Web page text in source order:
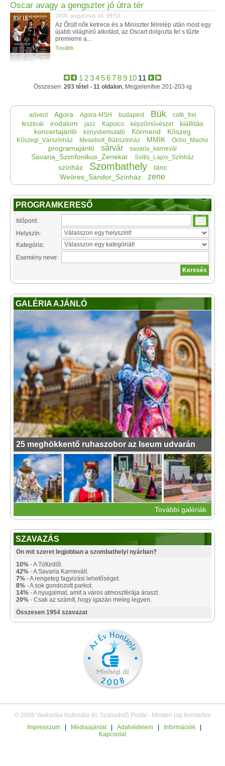
Oscar avagy a gengszter jó útra tér
2008. augusztus 14. 09:53
Az Őrült nők ketrece és a Miniszter félrelép után most egy
újabb világhírű alkotást, az Oscart dolgozta fel s tűzte
premierre a...
Tovább
1 23456789 10 11
Összesen: 203 tétel - 11 oldalon, Megjelenítve 201-203-ig
advent Agora Agora-MSH budapest Bük
café_frei
fesztivál
irodalom jazz Kapolcs képzőművészet
kiállítás
koncertajánló
könyvbemutató Körmend Kőszeg
Kőszegi_Várszínház Mesebolt_Bábszínház MMIK Ocho_Macho
programajánló sárvár savaria_karnevál
Savaria_Szimfonikus_Zenekar Soltis_Lajos_Színház
színház Szombathely
tánc
Weöres_Sándor_Színház
zene
PROGRAMKERESŐ
Időpont:
Helyszín:
Kategória:
Esemény neve:
GALÉRIA AJÁNLÓ
25 meghökkentő ruhaszobor az Iseum udvarán
További galériák
SZAVAZÁS
Ön mit szeret legjobban a szombathelyi nyárban?
10% - A Tófürdőt.
42% - A Savaria Karnevált.
7% - A rengeteg fagyizási lehetőséget.
8% - A sok gondozott parkot.
14% - A nyugalmat, amit a város atmoszférája áraszt.
20% - Csak az számít, hogy igazán meleg legyen.
Összesen 1954 szavazat
© 2008 Vaskarika Kulturális és Szabadidő Portál - Minden jog fenntartva
Impresszum
Médiaajánlat Adatvédelem Információk
Kapcsolat